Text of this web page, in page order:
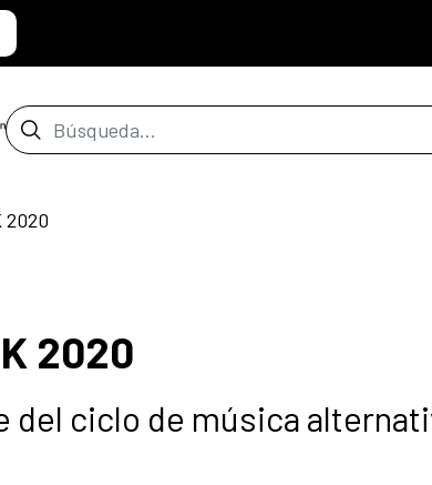
Barra de búsqueda
2020
2020
del ciclo de música